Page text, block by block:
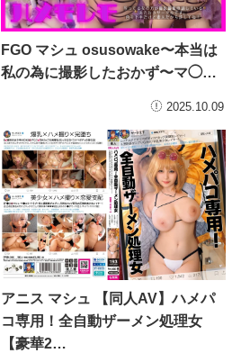
FGO マシュ osusowake〜本当は
私の為に撮影したおかず〜マ◯…
2025.10.09
アニス マシュ 【同人AV】ハメパ
コ専用！全自動ザーメン処理女
【豪華2…